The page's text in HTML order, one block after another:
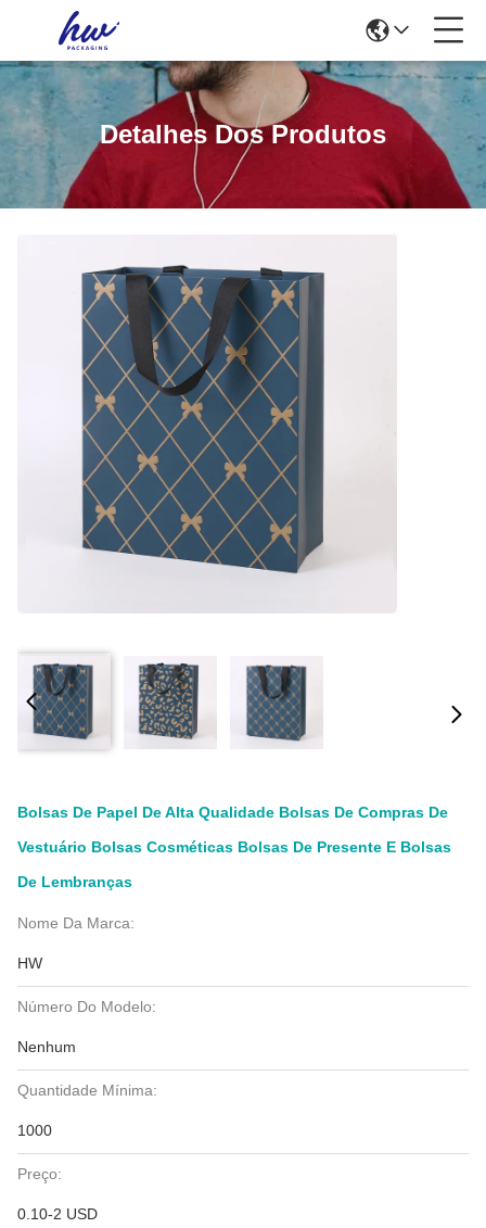
Detalhes Dos Produtos
Bolsas De Papel De Alta Qualidade Bolsas De Compras De
Vestuário Bolsas Cosméticas Bolsas De Presente E Bolsas
De Lembranças
Nome Da Marca:
HW
Número Do Modelo:
Nenhum
Quantidade Mínima:
1000
Preço:
0.10-2 USD